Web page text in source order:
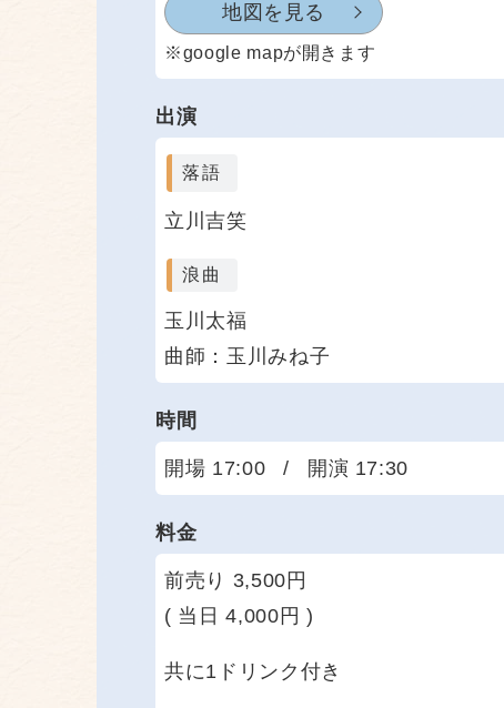
地図を見る
※google mapが開きます
出演
落語
立川吉笑
浪曲
玉川太福
曲師：玉川みね子
時間
開場 17:00 / 開演 17:30
料金
前売り 3,500円
( 当日 4,000円 )
共に1ドリンク付き